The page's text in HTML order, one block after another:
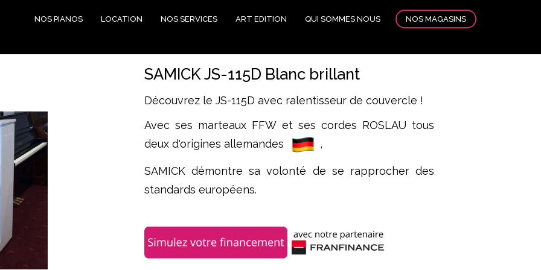
NOS PIANOS LOCATION NOS SERVICES ART EDITION QUI SOMMES NOUS NOS MAGASINS
SAMICK JS-115D Blanc brillant
Découvrez le JS-115D avec ralentisseur de couvercle !
Avec ses marteaux FFW et ses cordes ROSLAU tous
deux d'origines allemandes
,
SAMICK démontre sa volonté de se rapprocher des
standards européens.